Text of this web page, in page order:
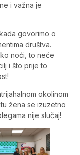
i važna je
govorimo o
društva.
noći, to neće
i što prije to
okolinom
žena se izuzetno
nije slučaj!